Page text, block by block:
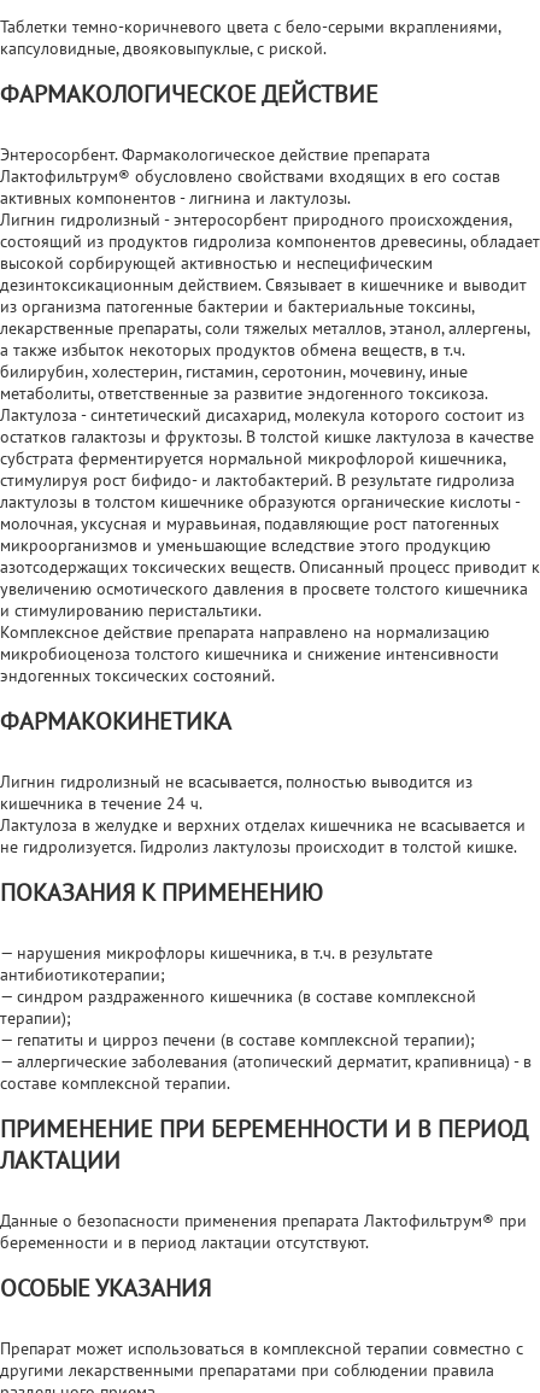
Таблетки темно-коричневого цвета с бело-серыми вкраплениями,
капсуловидные, двояковыпуклые, с риской.
ФАРМАКОЛОГИЧЕСКОЕ ДЕЙСТВИЕ
Энтеросорбент. Фармакологическое действие препарата
Лактофильтрум® обусловлено свойствами входящих в его состав
активных компонентов - лигнина и лактулозы.
Лигнин гидролизный - энтеросорбент природного происхождения,
состоящий из продуктов гидролиза компонентов древесины, обладает
высокой сорбирующей активностью и неспецифическим
дезинтоксикационным действием. Связывает в кишечнике и выводит
из организма патогенные бактерии и бактериальные токсины,
лекарственные препараты, соли тяжелых металлов, этанол, аллергены,
а также избыток некоторых продуктов обмена веществ, в т.ч.
билирубин, холестерин, гистамин, серотонин, мочевину, иные
метаболиты, ответственные за развитие эндогенного токсикоза.
Лактулоза - синтетический дисахарид, молекула которого состоит из
остатков галактозы и фруктозы. В толстой кишке лактулоза в качестве
субстрата ферментируется нормальной микрофлорой кишечника,
стимулируя рост бифидо- и лактобактерий. В результате гидролиза
лактулозы в толстом кишечнике образуются органические кислоты -
молочная, уксусная и муравьиная, подавляющие рост патогенных
микроорганизмов и уменьшающие вследствие этого продукцию
азотсодержащих токсических веществ. Описанный процесс приводит к
увеличению осмотического давления в просвете толстого кишечника
и стимулированию перистальтики.
Комплексное действие препарата направлено на нормализацию
микробиоценоза толстого кишечника и снижение интенсивности
эндогенных токсических состояний.
ФАРМАКОКИНЕТИКА
Лигнин гидролизный не всасывается, полностью выводится из
кишечника в течение 24 ч.
Лактулоза в желудке и верхних отделах кишечника не всасывается и
не гидролизуется. Гидролиз лактулозы происходит в толстой кишке.
ПОКАЗАНИЯ К ПРИМЕНЕНИЮ
— нарушения микрофлоры кишечника, в т.ч. в результате
антибиотикотерапии;
— синдром раздраженного кишечника (в составе комплексной
терапии);
— гепатиты и цирроз печени (в составе комплексной терапии);
— аллергические заболевания (атопический дерматит, крапивница) - в
составе комплексной терапии.
ПРИМЕНЕНИЕ ПРИ БЕРЕМЕННОСТИ И В ПЕРИОД
ЛАКТАЦИИ
Данные о безопасности применения препарата Лактофильтрум® при
беременности и в период лактации отсутствуют.
ОСОБЫЕ УКАЗАНИЯ
Препарат может использоваться в комплексной терапии совместно с
другими лекарственными препаратами при соблюдении правила